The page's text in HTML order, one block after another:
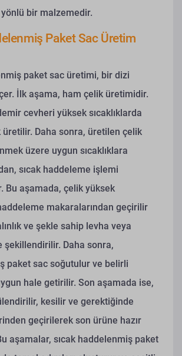
yönlü bir malzemedir.
Paket Sac Üretim
paket sac üretimi, bir dizi
İlk aşama, ham çelik üretimidir.
cevheri yüksek sıcaklıklarda
Daha sonra, üretilen çelik
üzere uygun sıcaklıklara
sıcak haddeleme işlemi
Bu aşamada, çelik yüksek
makaralarından geçirilir
ve şekle sahip levha veya
şekillendirilir. Daha sonra,
paket sac soğutulur ve belirli
hale getirilir. Son aşamada ise,
kesilir ve gerektiğinde
geçirilerek son ürüne hazır
aşamalar, sıcak haddelenmiş paket